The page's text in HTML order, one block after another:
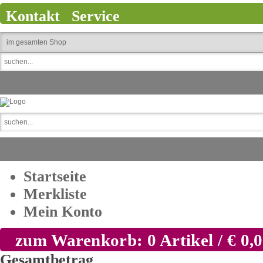
Kontakt Service
Startseite
Merkliste
Mein Konto
zum Warenkorb: 0 Artikel / €